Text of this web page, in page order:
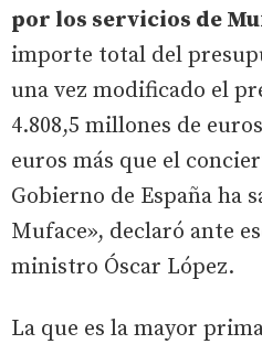
por los servicios de
importe total del
una vez modificado el
4.808,5 millones de
euros más que el
Gobierno de España ha
Muface», declaró ante
ministro Óscar López.
La que es la mayor